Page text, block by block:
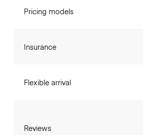
Pricing models
Insurance
Flexible arrival
Reviews